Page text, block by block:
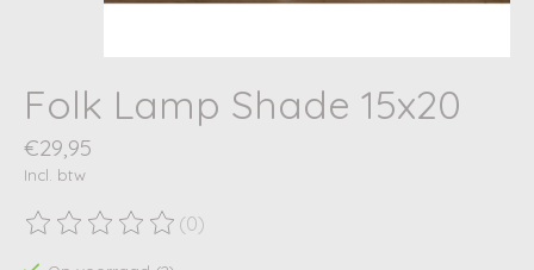
Folk Lamp Shade 15x20
€29,95
Incl. btw
De beoordeling van dit product is
(0)